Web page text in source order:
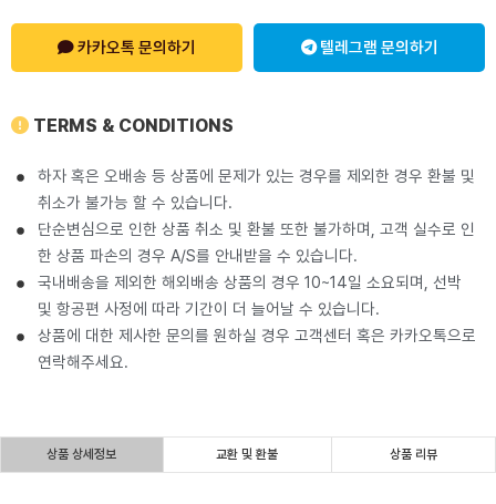
카카오톡 문의하기 텔레그램 문의하기
TERMS & CONDITIONS
하자 혹은 오배송 등 상품에 문제가 있는 경우를 제외한 경우 환불 및
취소가 불가능 할 수 있습니다.
단순변심으로 인한 상품 취소 및 환불 또한 불가하며, 고객 실수로 인
한 상품 파손의 경우 A/S를 안내받을 수 있습니다.
국내배송을 제외한 해외배송 상품의 경우 10~14일 소요되며, 선박
및 항공편 사정에 따라 기간이 더 늘어날 수 있습니다.
상품에 대한 제사한 문의를 원하실 경우 고객센터 혹은 카카오톡으로
연락해주세요.
상품 상세정보 교환 및 환불 상품 리뷰